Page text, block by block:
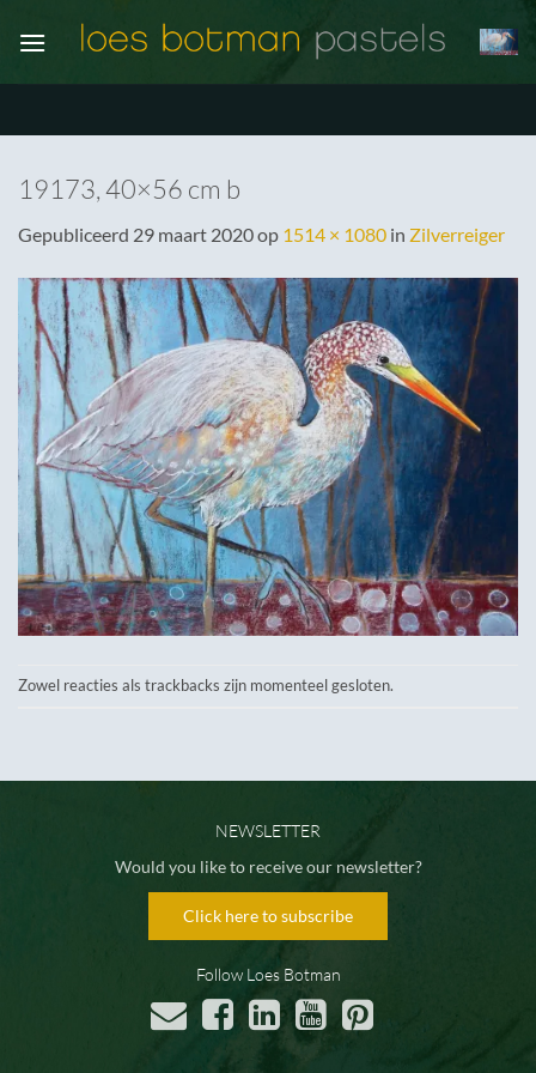
naar
19173, 40×56 cm b
Gepubliceerd 29 maart 2020op 1514 × 1080 in Zilverreiger
Zowel reacties als trackbacks zijn momenteel gesloten.
NEWSLETTER
Would you like to receive our newsletter?
Click here to subscribe
Follow Loes Botman